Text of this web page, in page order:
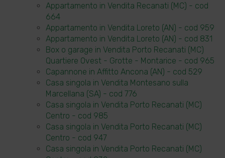
Appartamento in Vendita Recanati (MC) - cod
664
Appartamento in Vendita Loreto (AN) - cod 959
Appartamento in Vendita Loreto (AN) - cod 831
Box o garage in Vendita Porto Recanati (MC)
Quartiere Ovest - Grotte - Montarice - cod 965
Capannone in Affitto Ancona (AN) - cod 529
Casa singola in Vendita Montesano sulla
Marcellana (SA) - cod 776
Casa singola in Vendita Porto Recanati (MC)
Centro - cod 985
Casa singola in Vendita Porto Recanati (MC)
Centro - cod 947
Casa singola in Vendita Porto Recanati (MC)